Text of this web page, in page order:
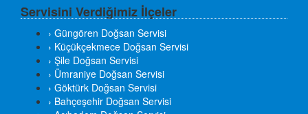
Servisini Verdiğimiz İlçeler
› Güngören Doğsan Servisi
› Küçükçekmece Doğsan Servisi
› Şile Doğsan Servisi
› Ümraniye Doğsan Servisi
› Göktürk Doğsan Servisi
› Bahçeşehir Doğsan Servisi